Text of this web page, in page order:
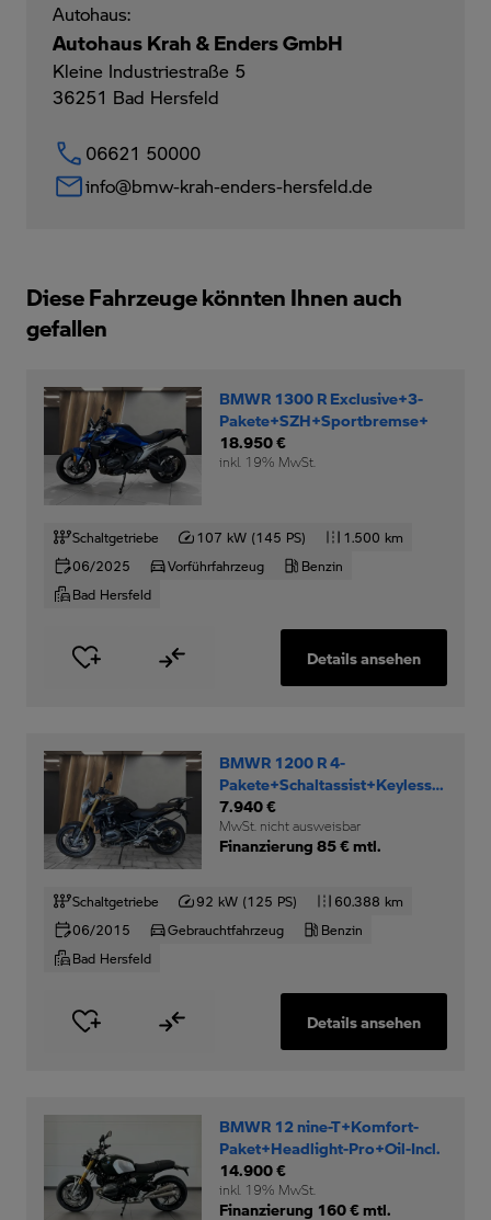
Autohaus:
Autohaus Krah & Enders GmbH
Kleine Industriestraße 5
36251 Bad Hersfeld
06621 50000
info@bmw-krah-enders-hersfeld.de
Diese Fahrzeuge könnten Ihnen auch
gefallen
BMWR 1300 R Exclusive+3-
Pakete+SZH+Sportbremse+
18.950 €
inkl. 19% MwSt.
Schaltgetriebe 107 kW (145 PS)
1.500 km
06/2025
Vorführfahrzeug
Benzin
Bad Hersfeld
Details ansehen
BMWR 1200 R 4-
Pakete+Schaltassist+Keyless-
Ride+
7.940 €
MwSt. nicht ausweisbar
Finanzierung 85 € mtl.
Schaltgetriebe 92 kW (125 PS)
60.388 km
06/2015
Gebrauchtfahrzeug
Benzin
Bad Hersfeld
Details ansehen
BMWR 12 nine-T+Komfort-
Paket+Headlight-Pro+Oil-Incl.
14.900 €
inkl. 19% MwSt.
Finanzierung 160 € mtl.